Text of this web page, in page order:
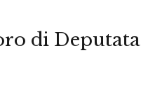
di Deputata